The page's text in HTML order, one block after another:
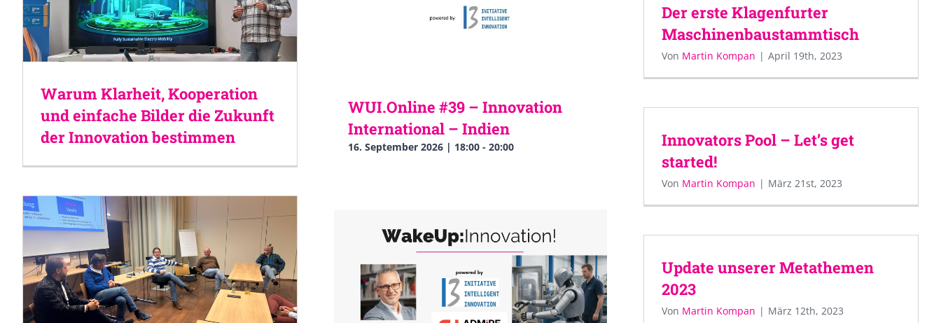
Warum Klarheit, Kooperation
und einfache Bilder die Zukunft
der Innovation bestimmen
WUI.Online #39 – Innovation
International – Indien
16. September 2026 | 18:00- 20:00
Der erste Klagenfurter
Maschinenbaustammtisch
Von Martin Kompan | April 19th, 2023
Innovators Pool – Let’s get
started!
Von Martin Kompan | März 21st, 2023
Update unserer Metathemen
2023
Von Martin Kompan | März 12th, 2023